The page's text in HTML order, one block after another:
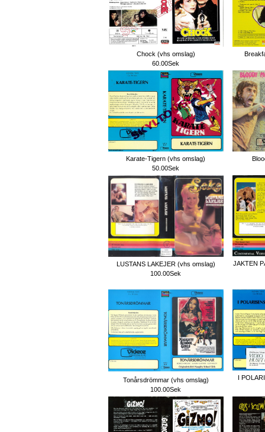
Chock (vhs omslag)
60.00Sek
Karate-Tigern (vhs omslag)
50.00Sek
LUSTANS LAKEJER (vhs omslag)
100.00Sek
JAKTEN
Tonårsdrömmar (vhs omslag)
100.00Sek
I